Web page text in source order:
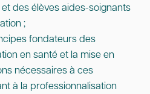
des élèves aides-soignants
;
fondateurs des
en santé et la mise en
nécessaires à ces
à la professionnalisation